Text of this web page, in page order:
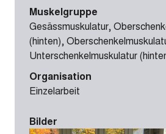
Muskelgruppe
Gesässmuskulatur,
(hinten),
Unterschenkelmuskulatur
Organisation
Einzelarbeit
Bilder